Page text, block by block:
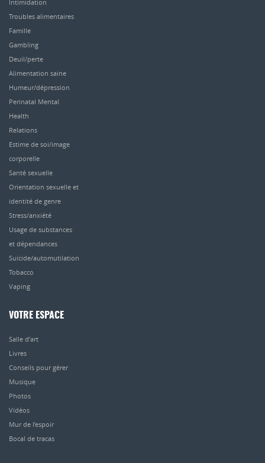
Intimidation
Troubles alimentaires
Famille
Gambling
Deuil/perte
Alimentation saine
Humeur/dépression
Perinatal Mental
Health
Relations
Estime de soi/image
corporelle
Santé sexuelle
Orientation sexuelle et
identité de genre
Stress/anxiété
Usage de substances
et dépendances
Suicide/automutilation
Tobacco
Vaping
VOTRE ESPACE
Salle d’art
Livres
Conseils pour gérer
Musique
Photos
Vidéos
Mur de l’espoir
Bocal de tracas